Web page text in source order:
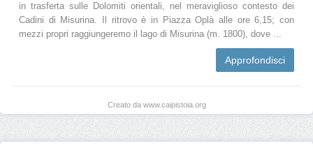
in trasferta sulle Dolomiti orientali, nel meraviglioso contesto dei
Cadini di Misurina. Il ritrovo è in Piazza Oplà alle ore 6,15; con
mezzi propri raggiungeremo il lago di Misurina (m. 1800), dove ...
Approfondisci
Creato da www.caipistoia.org